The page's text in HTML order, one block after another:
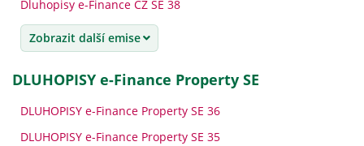
Dluhopisy e-Finance CZ SE 38
Zobrazit další emise
DLUHOPISY e-Finance Property SE
DLUHOPISY e-Finance Property SE 36
DLUHOPISY e-Finance Property SE 35